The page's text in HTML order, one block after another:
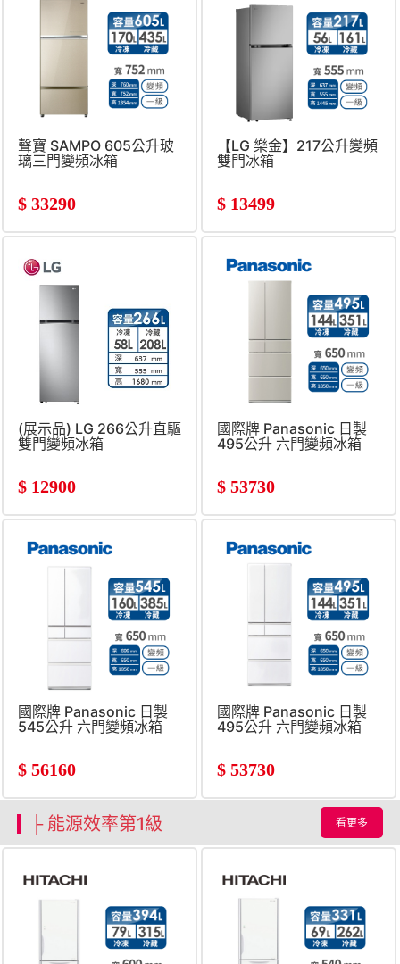
聲寶 SAMPO 605公升玻
璃三門變頻冰箱
$ 33290
【LG 樂金】217公升變頻
雙門冰箱
$ 13499
(展示品) LG 266公升直驅
雙門變頻冰箱
$ 12900
國際牌 Panasonic 日製
495公升 六門變頻冰箱
$ 53730
國際牌 Panasonic 日製
545公升 六門變頻冰箱
$ 56160
國際牌 Panasonic 日製
495公升 六門變頻冰箱
$ 53730
├ 能源效率第1級 看更多